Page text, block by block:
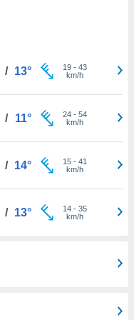
/ 13° 19- 43
km/h
/ 11° 24- 54
km/h
/ 14° 15- 41
km/h
/ 13° 14- 35
km/h